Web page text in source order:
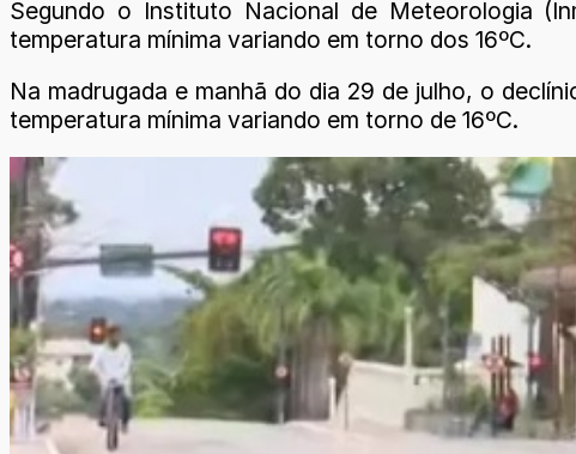
Segundo o Instituto Nacional de Meteorologia
temperatura mínima variando em torno dos 16ºC.
Na madrugada e manhã do dia 29 de julho, o
temperatura mínima variando em torno de 16ºC.